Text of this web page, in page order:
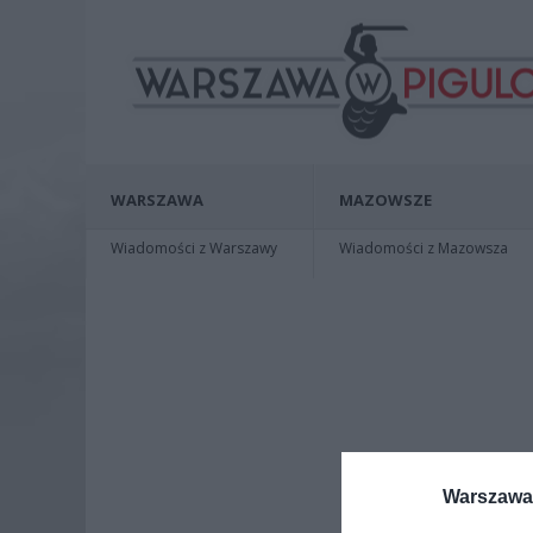
WARSZAWA
Wiadomości z Warszawy
MAZOWSZE
Wiadomości z Mazowsza